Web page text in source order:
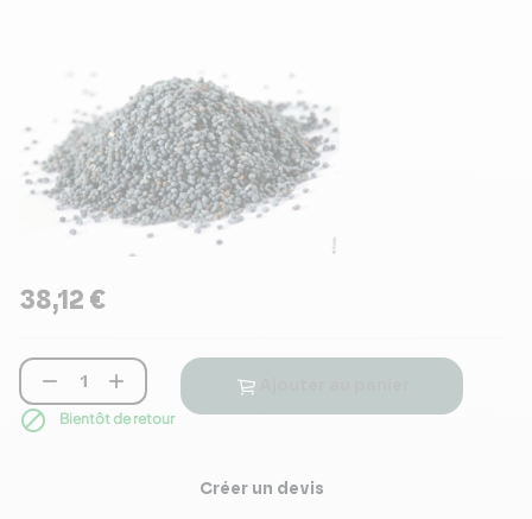
38,12 €
 
 Bientôt de retour
Créer un devis